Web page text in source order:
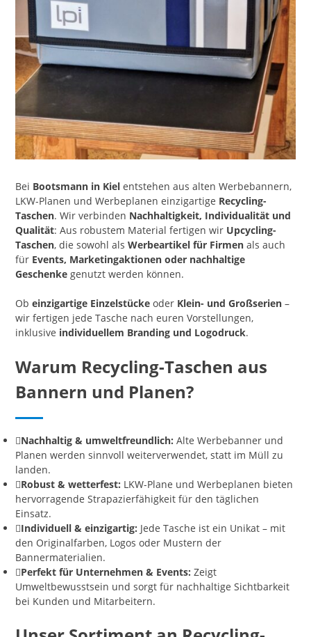
Bei Bootsmann in Kiel entstehen aus alten Werbebannern,
LKW-Planen und Werbeplanen einzigartige Recycling-
Taschen. Wir verbinden Nachhaltigkeit, Individualität und
Qualität: Aus robustem Material fertigen wir Upcycling-
Taschen, die sowohl alsWerbeartikel für Firmen als auch
für Events, Marketingaktionen oder nachhaltige
Geschenke genutzt werden können.
Obeinzigartige Einzelstücke oder Klein- und Großserien –
wir fertigen jede Tasche nach euren Vorstellungen,
inklusive individuellem Branding und Logodruck.
Warum Recycling-Taschen aus
Bannern und Planen?
Nachhaltig & umweltfreundlich: Alte Werbebanner und
Planen werden sinnvoll weiterverwendet, statt im Müll zu
landen.
Robust & wetterfest: LKW-Plane und Werbeplanen bieten
hervorragende Strapazierfähigkeit für den täglichen
Einsatz.
Individuell & einzigartig: Jede Tasche ist ein Unikat – mit
den Originalfarben, Logos oder Mustern der
Bannermaterialien.
Perfekt für Unternehmen & Events: Zeigt
Umweltbewusstsein und sorgt für nachhaltige Sichtbarkeit
bei Kunden und Mitarbeitern.